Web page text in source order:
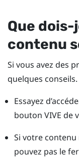
Que
contenu
Si vous avez des
quelques conseils.
Essayez
bouton VIVE de
Si votre
pouvez pas le